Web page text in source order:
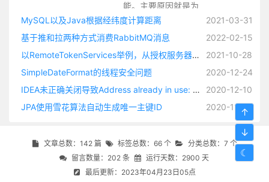
能。主要原因就是为
了应对数据量增大和
况，因为当数据量和
访问量增大时，单个
数据库或表可能顶不
库分表，将压力分散
到多个节点上。
MySQL以及Java根据经纬度计算距离
2021-03-31
基于推和拉两种方式消费RabbitMQ消息
2022-02-15
以RemoteTokenServices举例，从授权服务器获取OAuth2访问令牌，并将身份验证对象加载到 SecurityContext整个过程源码解析
2021-10-28
SimpleDateFormat的线程安全问题
2020-12-24
IDEA未正确关闭导致Address already in use: bind
2020-12-10
JPA使用雪花算法自动生成唯一主键ID
2020-11-17
文章总数：142 篇 标签总数：66 个
分类总数：7 个
留言数量：202 条
运行天数：2900 天
最后更新：2023年04月23日05点
↑
↓
☾